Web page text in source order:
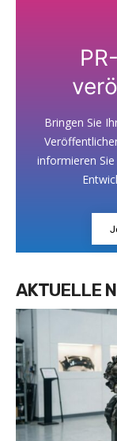
Bringen Sie
informieren
AKTUELLE